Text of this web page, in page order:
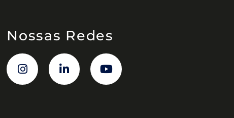
Nossas Redes